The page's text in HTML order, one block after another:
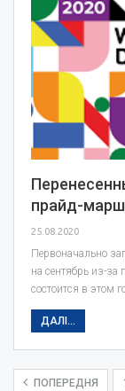
прайд-
25.08.2020
Первоначально
на сентябрь из-
состоится в этом
ДАЛІ...
ПОПЕРЕДНЯ